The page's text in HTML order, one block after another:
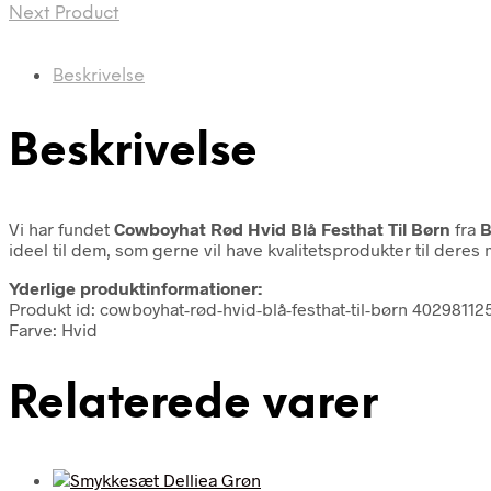
Next Product
Beskrivelse
Beskrivelse
Vi har fundet Cowboyhat Rød Hvid Blå Festhat Til Børn fra
ideel til dem, som gerne vil have kvalitetsprodukter til deres
Yderlige produktinformationer:
Produkt id: cowboyhat-rød-hvid-blå-festhat-til-børn
Farve: Hvid
Relaterede varer